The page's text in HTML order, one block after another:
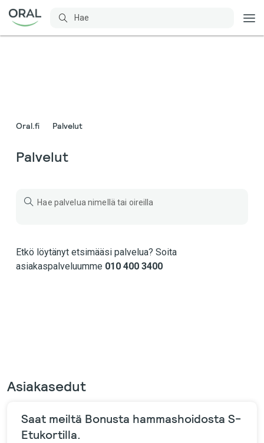
Oral.fi Palvelut
Palvelut
Etkö löytänyt etsimääsi palvelua? Soita
asiakaspalveluumme 010 400 3400
Asiakasedut
Saat meiltä Bonusta hammashoidosta S-
Etukortilla.